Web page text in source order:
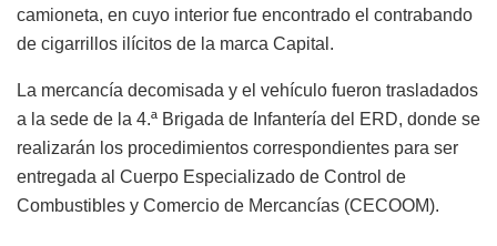
camioneta, en cuyo interior fue encontrado el contrabando
de cigarrillos ilícitos de la marca Capital.
La mercancía decomisada y el vehículo fueron trasladados
a la sede de la 4.ª Brigada de Infantería del ERD, donde se
realizarán los procedimientos correspondientes para ser
entregada al Cuerpo Especializado de Control de
Combustibles y Comercio de Mercancías (CECOOM).